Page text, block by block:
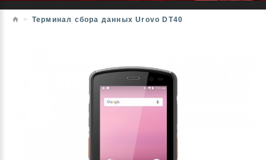
Терминал сбора данных Urovo DT40